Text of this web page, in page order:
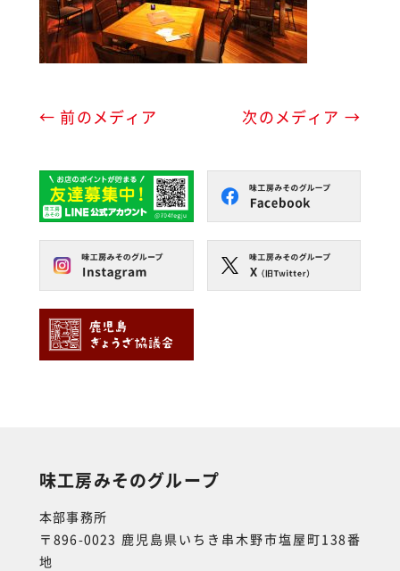
← 前のメディア 次のメディア →
味工房みそのグループ
本部事務所
〒896-0023 鹿児島県いちき串木野市塩屋町138番
地